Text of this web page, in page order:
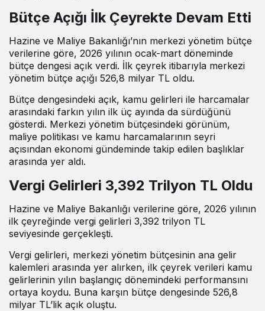
Bütçe Açığı İlk Çeyrekte Devam Etti
Hazine ve Maliye Bakanlığı’nın merkezi yönetim bütçe
verilerine göre, 2026 yılının ocak-mart döneminde
bütçe dengesi açık verdi. İlk çeyrek itibarıyla merkezi
yönetim bütçe açığı 526,8 milyar TL oldu.
Bütçe dengesindeki açık, kamu gelirleri ile harcamalar
arasındaki farkın yılın ilk üç ayında da sürdüğünü
gösterdi. Merkezi yönetim bütçesindeki görünüm,
maliye politikası ve kamu harcamalarının seyri
açısından ekonomi gündeminde takip edilen başlıklar
arasında yer aldı.
Vergi Gelirleri 3,392 Trilyon TL Oldu
Hazine ve Maliye Bakanlığı verilerine göre, 2026 yılının
ilk çeyreğinde vergi gelirleri 3,392 trilyon TL
seviyesinde gerçekleşti.
Vergi gelirleri, merkezi yönetim bütçesinin ana gelir
kalemleri arasında yer alırken, ilk çeyrek verileri kamu
gelirlerinin yılın başlangıç dönemindeki performansını
ortaya koydu. Buna karşın bütçe dengesinde 526,8
milyar TL’lik açık oluştu.